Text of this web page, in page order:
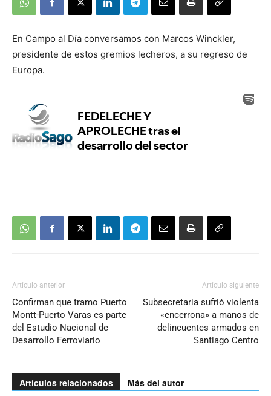
En Campo al Día conversamos con Marcos Winckler,
presidente de estos gremios lecheros, a su regreso de
Europa.
Artículo anterior
Confirman que tramo Puerto
Montt-Puerto Varas es parte
del Estudio Nacional de
Desarrollo Ferroviario
Artículo siguiente
Subsecretaria sufrió violenta
«encerrona» a manos de
delincuentes armados en
Santiago Centro
Artículos relacionados Más del autor